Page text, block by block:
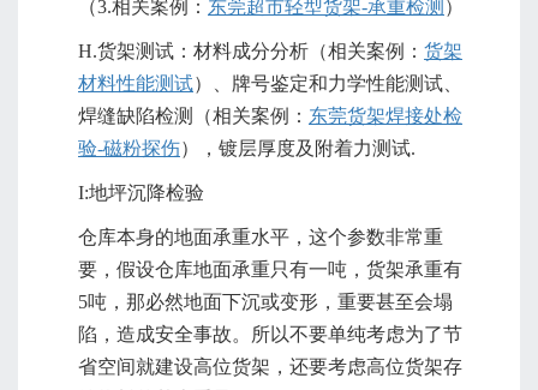
（3.相关案例： 东莞超市轻型货架-承重检测 ）
H.货架测试：材料成分分析（相关案例： 货架
材料性能测试）、牌号鉴定和力学性能测试、
焊缝缺陷检测（相关案例： 东莞货架焊接处检
验-磁粉探伤），镀层厚度及附着力测试.
I:地坪沉降检验
仓库本身的地面承重水平，这个参数非常重
要，假设仓库地面承重只有一吨，货架承重有
5吨，那必然地面下沉或变形，重要甚至会塌
陷，造成安全事故。所以不要单纯考虑为了节
省空间就建设高位货架，还要考虑高位货架存